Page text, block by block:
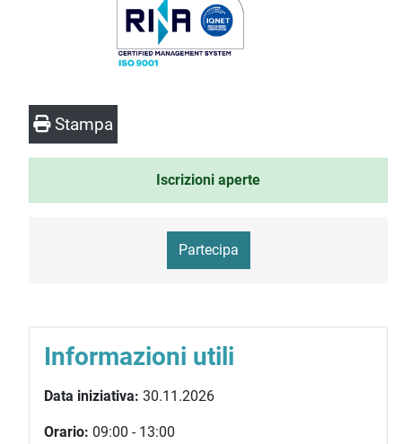
Stampa
Iscrizioni aperte
Partecipa
Informazioni utili
Data iniziativa: 30.11.2026
Orario: 09:00 - 13:00